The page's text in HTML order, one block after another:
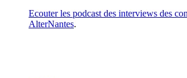
Ecouter les podcast des interviews des
AlterNantes.